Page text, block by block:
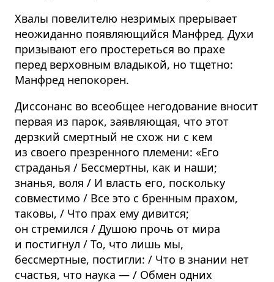
Хвалы повелителю незримых прерывает
неожиданно появляющийся Манфред. Духи
призывают его простереться во прахе
перед верховным владыкой, но тщетно:
Манфред непокорен.
Диссонанс во всеобщее негодование вносит
первая из парок, заявляющая, что этот
дерзкий смертный не схож ни с кем
из своего презренного племени: «Его
страданья / Бессмертны, как и наши;
знанья, воля / И власть его, поскольку
совместимо / Все это с бренным прахом,
таковы, / Что прах ему дивится;
он стремился / Душою прочь от мира
и постигнул / То, что лишь мы,
бессмертные, постигли: / Что в знании нет
счастья, что наука — / Обмен одних